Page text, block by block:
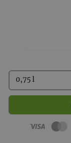
Kaufen
0,75 l